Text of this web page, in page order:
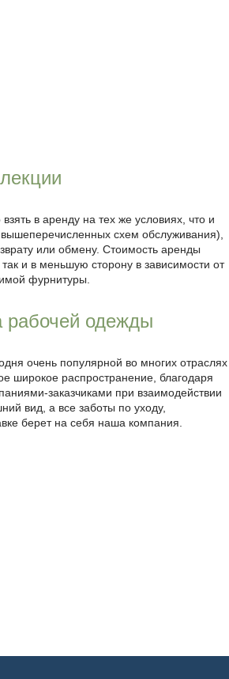
в аренду на тех же условиях, что и
схем обслуживания),
или обмену. Стоимость аренды
и в меньшую сторону в зависимости от
фурнитуры.
рабочей одежды
очень популярной во многих отраслях
широкое распространение, благодаря
заказчиками при взаимодействии
вид, а все заботы по уходу,
берет на себя наша компания.